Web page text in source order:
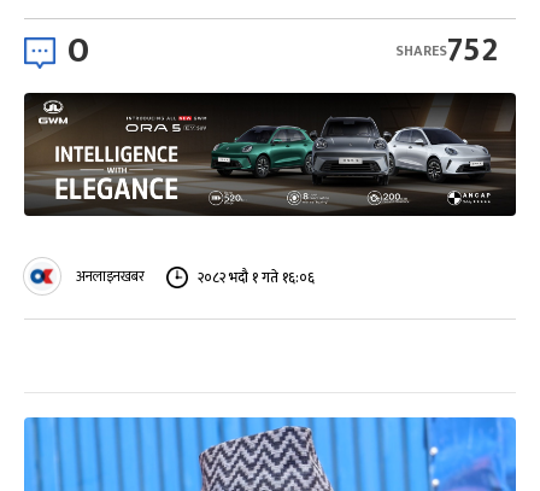
0 752
SHARES
अनलाइनखबर २०८२ भदौ १ गते १६:०६